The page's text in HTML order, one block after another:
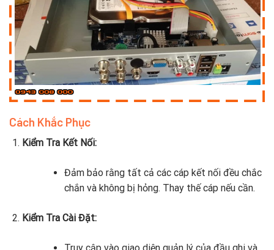
Cách Khắc Phục
Kiểm Tra Kết Nối:
Đảm bảo rằng tất cả các cáp kết nối đều chắc
chắn và không bị hỏng. Thay thế cáp nếu cần.
Kiểm Tra Cài Đặt: